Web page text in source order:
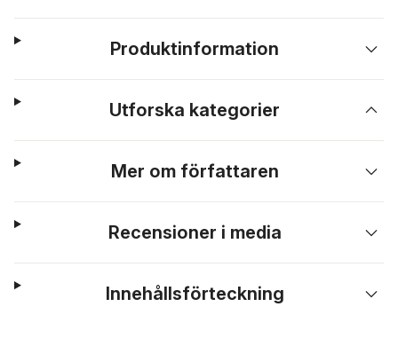
Produktinformation
Utforska kategorier
Mer om författaren
Recensioner i media
Innehållsförteckning